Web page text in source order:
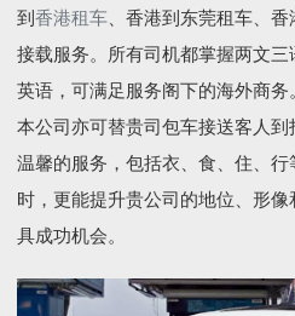
到 香港租车、香港到东莞租车、
接载服务。所有司机都掌握两文
英语，可满足服务阁下的海外商务
本公司亦可替贵司包车接送客人
温馨的服务，包括衣、食、住、
时，更能提升贵公司的地位、形
具成功机会。